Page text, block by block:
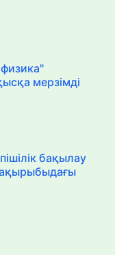
мерзімді
бақылау